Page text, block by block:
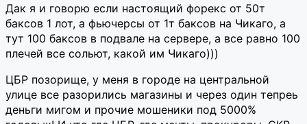
Дак я и говорю если настоящий форекс от 50т
баксов 1 лот, а фьючерсы от 1т баксов на Чикаго, а
тут 100 баксов в подвале на сервере, а все равно 100
плечей все сольют, какой им Чикаго)))
ЦБР позорище, у меня в городе на центральной
улице все разорились магазины и через один тепреь
деньги мигом и прочие мошеники под 5000%